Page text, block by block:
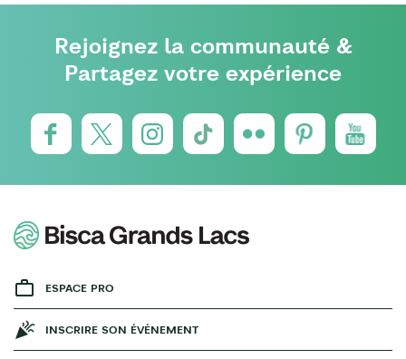
Rejoignez la communauté &
Partagez votre expérience
ESPACE PRO
INSCRIRE SON ÉVÉNEMENT